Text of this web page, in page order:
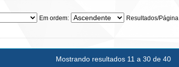
Em ordem: Resultados/Página
Mostrando resultados 11 a 30 de 40